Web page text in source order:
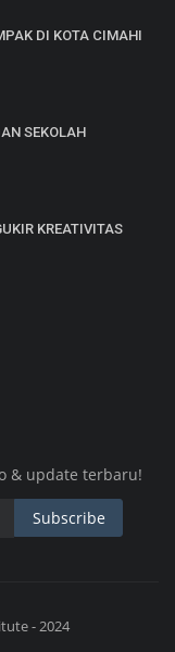
DI KOTA CIMAHI
SEKOLAH
KREATIVITAS
& update terbaru!
Subscribe
- 2024